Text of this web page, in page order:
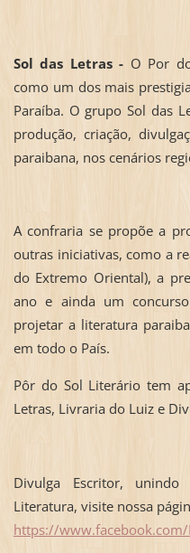
Sol das Letras - O Por
como um dos mais
Paraíba. O grupo Sol das
produção, criação,
paraibana, nos cenários
A confraria se propõe a
outras iniciativas, como a
do Extremo Oriental), a
ano e ainda um
projetar a literatura
em todo o País.
Pôr do Sol Literário tem
Letras, Livraria do Luiz e
Divulga Escritor,
Literatura, visite nossa
https://